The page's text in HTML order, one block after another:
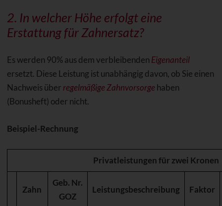
2. In welcher Höhe erfolgt eine
Erstattung für Zahnersatz?
Es werden 90% aus dem verbleibenden Eigenanteil
ersetzt. Diese Leistung ist unabhängig davon, ob Sie einen
Nachweis über regelmäßige Zahnvorsorge haben
(Bonusheft) oder nicht.
Beispiel-Rechnung
Privatleistungen für zwei Kronen
Zahn
Geb. Nr.
GOZ
Leistungsbeschreibung Faktor